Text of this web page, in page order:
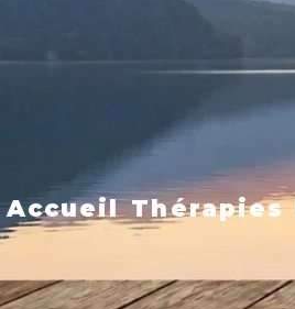
Accueil Thérapies